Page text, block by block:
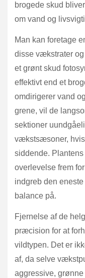
brogede skud
om vand og
Man kan foretage
disse vækstrater
et grønt skud
effektivt end et
omdirigerer vand
grene, vil de
sektioner
vækstsæsoner, hvis
siddende.
overlevelse frem
indgreb den
balance på.
Fjernelse af de
præcision for at
vildtypen. Det er
af, da selve
aggressive,